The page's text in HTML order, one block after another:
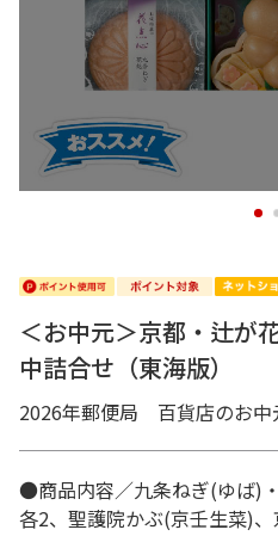
1
＜お中元＞京都・辻
中詰合せ（東海版）
2026年郵便局 百貨店のお中
●商品内容／九条ねぎ(ゆば)
各2、聖護院かぶ(京壬生菜)